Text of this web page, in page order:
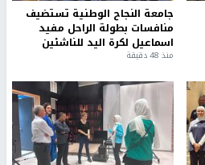
جامعة النجاح الوطنية تستضيف
منافسات بطولة الراحل مفيد
اسماعيل لكرة اليد للناشئين
منذ 48 دقيقة